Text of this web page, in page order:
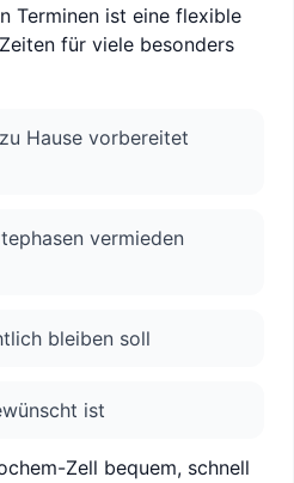
Terminen ist eine flexible
für viele besonders
Hause vorbereitet
vermieden
bleiben soll
ist
Zell bequem, schnell